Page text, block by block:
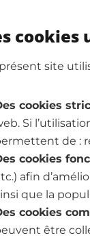
cookies
site
cookies
Si
de :
cookies
afin
que la
cookies
être